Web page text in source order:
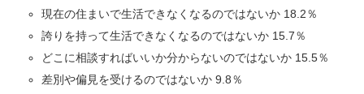
現在の住まいで生活できなくなるのではないか 18.2％
誇りを持って生活できなくなるのではないか 15.7％
どこに相談すればいいか分からないのではないか 15.5％
差別や偏見を受けるのではないか 9.8％